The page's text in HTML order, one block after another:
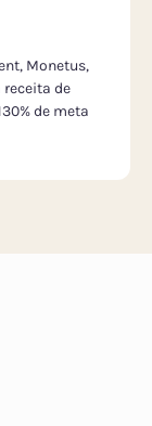
Monetus,
receita de
de meta